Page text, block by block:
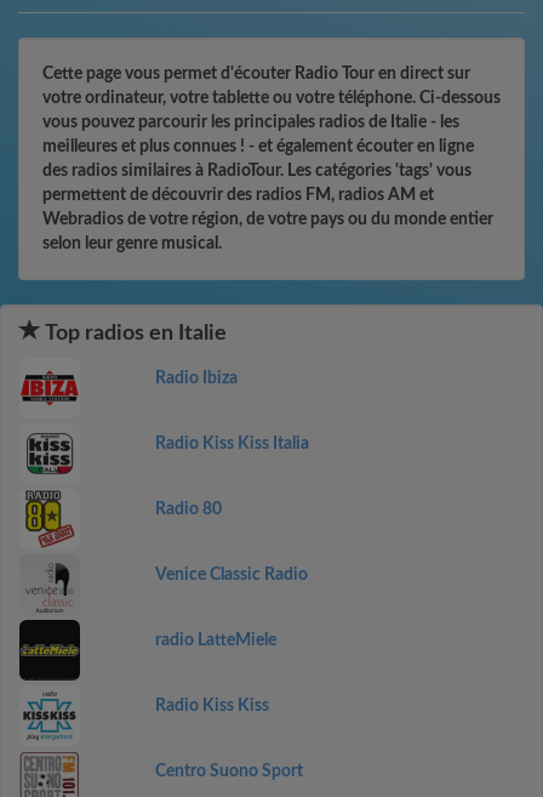
Cette page vous permet d'écouter Radio Tour en direct sur
votre ordinateur, votre tablette ou votre téléphone. Ci-dessous
vous pouvez parcourir les principales radios de Italie - les
meilleures et plus connues ! - et également écouter en ligne
des radios similaires à RadioTour. Les catégories 'tags' vous
permettent de découvrir des radios FM, radios AM et
Webradios de votre région, de votre pays ou du monde entier
selon leur genre musical.
Top radios en Italie
Radio Ibiza
Radio Kiss Kiss Italia
Radio 80
Venice Classic Radio
radio LatteMiele
Radio Kiss Kiss
Centro Suono Sport